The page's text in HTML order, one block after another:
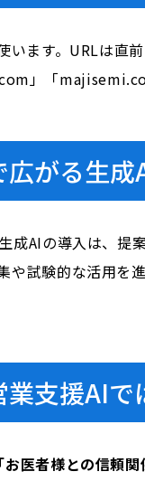
ます。URLは直
」「
広がる生
成AIの導入は、提
や試験的な活用を
業支援AI
医者様との信頼関